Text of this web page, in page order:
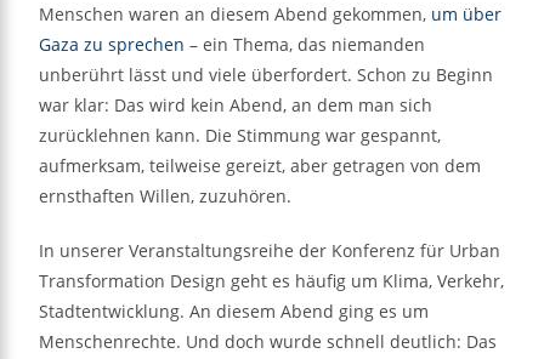
Menschen waren an diesem Abend gekommen, um über
Gaza zu sprechen – ein Thema, das niemanden
unberührt lässt und viele überfordert. Schon zu Beginn
war klar: Das wird kein Abend, an dem man sich
zurücklehnen kann. Die Stimmung war gespannt,
aufmerksam, teilweise gereizt, aber getragen von dem
ernsthaften Willen, zuzuhören.
In unserer Veranstaltungsreihe der Konferenz für Urban
Transformation Design geht es häufig um Klima, Verkehr,
Stadtentwicklung. An diesem Abend ging es um
Menschenrechte. Und doch wurde schnell deutlich: Das